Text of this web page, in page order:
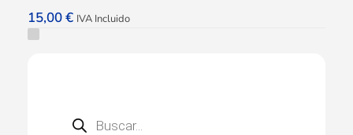
15,00€ IVA Incluido